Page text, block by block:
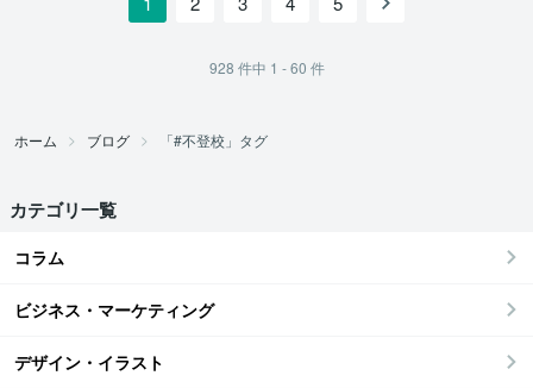
928 件中 1 - 60 件
ホーム ブログ 「#不登校」タグ
カテゴリ一覧
コラム
ビジネス・マーケティング
デザイン・イラスト